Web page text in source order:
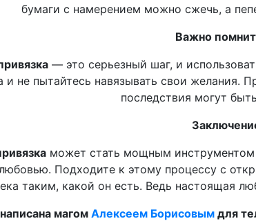
бумаги с намерением можно сжечь, а
Важно
— это серьезный шаг, и
и не пытайтесь навязывать свои желания.
последствия могут
может стать мощным инструментом
Подходите к этому процессу с
таким, какой он есть. Ведь настоящая
магом Алексеем Борисовым для